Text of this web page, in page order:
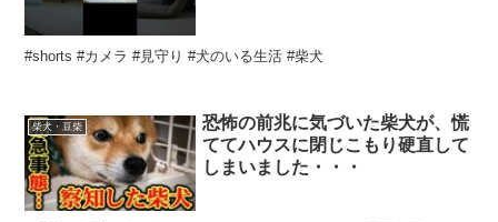
#shorts #カメラ #見守り #犬のいる生活 #柴犬
柴犬・豆柴
恐怖の前兆に気づいた柴犬が、慌
ててハウスに閉じこもり硬直して
しまいました・・・